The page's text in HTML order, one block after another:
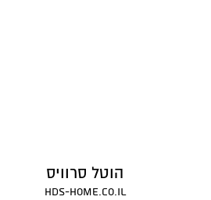
הוטל סרוויס
hds-home.co.il